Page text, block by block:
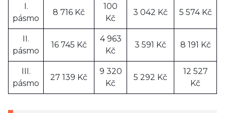
I.
pásmo
8 716 Kč
100
Kč
3 042 Kč 5 574 Kč
II.
pásmo
16 745 Kč
4 963
Kč
3 591 Kč 8 191 Kč
III.
pásmo
27 139 Kč
9 320
Kč
5 292 Kč
12 527
Kč